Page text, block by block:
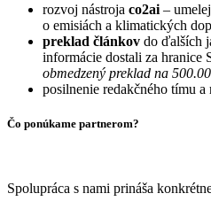
rozvoj nástroja co2ai –
o emisiách a klimatických
preklad článkov do ďalších
informácie dostali za hranice
obmedzený preklad na
posilnenie redakčného tímu
Čo ponúkame partnerom?
Spolupráca s nami prináša